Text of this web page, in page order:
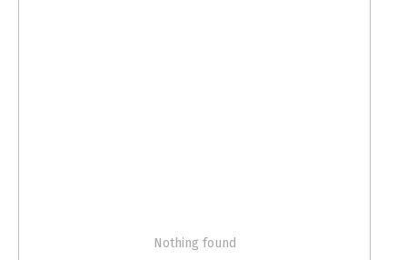
Nothing found